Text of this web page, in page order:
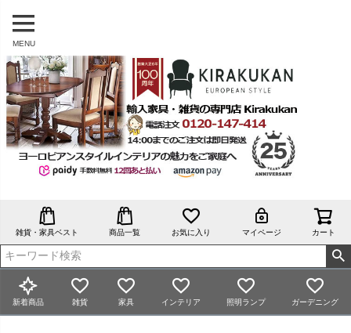
MENU
雑貨・家具ベスト 商品一覧 お気に入り マイページ カート
新着商品 雑貨 家具 インテリア 照明ランプ ガーデニング